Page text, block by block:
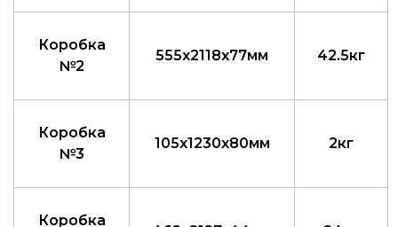
Коробка
№2
555x2118x77мм 42.5кг
Коробка
№3
105x1230x80мм 2кг
Коробка